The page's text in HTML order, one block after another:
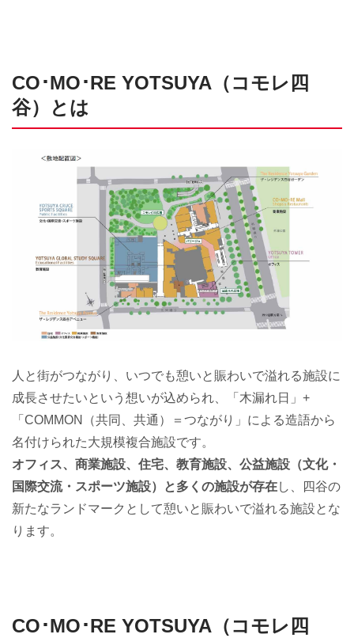
CO･MO･RE YOTSUYA（コモレ四
谷）とは
人と街がつながり、いつでも憩いと賑わいで溢れる施設に
成長させたいという想いが込められ、「木漏れ日」+
「COMMON（共同、共通）＝つながり」による造語から
名付けられた大規模複合施設です。
オフィス、商業施設、住宅、教育施設、公益施設（文化・
国際交流・スポーツ施設）と多くの施設が存在し、四谷の
新たなランドマークとして憩いと賑わいで溢れる施設とな
ります。
CO･MO･RE YOTSUYA（コモレ四